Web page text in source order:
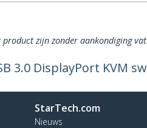
zijn zonder aankondiging
3.0 DisplayPort KVM
StarTech.com
Nieuws